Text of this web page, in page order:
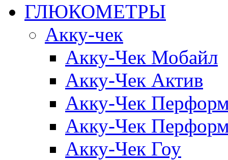
ГЛЮКОМЕТРЫ
Акку-чек
Акку-Чек Мобайл
Акку-Чек Актив
Акку-Чек
Акку-Чек
Акку-Чек Гоу